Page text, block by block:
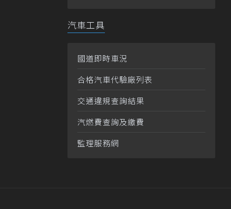
汽車工具
國道即時車況
合格汽車代驗廠列表
交通違規查詢結果
汽燃費查詢及繳費
監理服務網